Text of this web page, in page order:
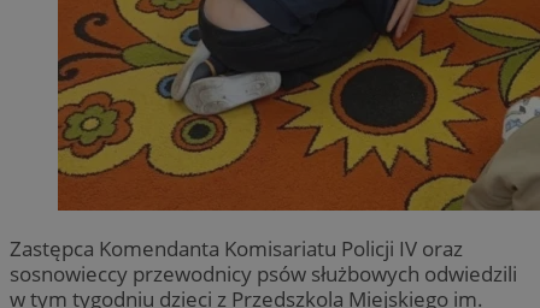
Zastępca Komendanta Komisariatu Policji IV oraz
sosnowieccy przewodnicy psów służbowych odwiedzili
w tym tygodniu dzieci z Przedszkola Miejskiego im.